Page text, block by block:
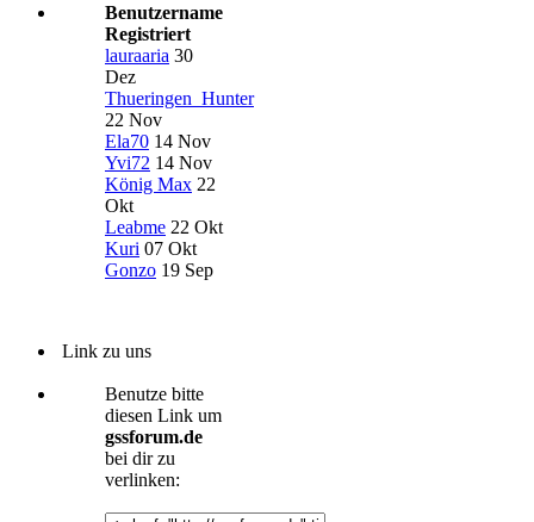
Benutzername
Registriert
lauraaria 30
Dez
Thueringen_Hunter
22 Nov
Ela70 14 Nov
Yvi72 14 Nov
König Max 22
Okt
Leabme 22 Okt
Kuri 07 Okt
Gonzo 19 Sep
Link zu uns
Benutze bitte
diesen Link um
gssforum.de
bei dir zu
verlinken: